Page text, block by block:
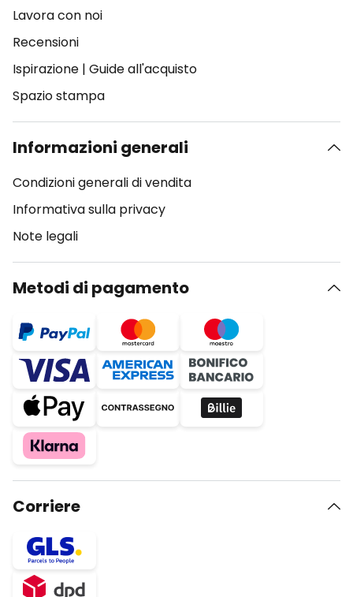
Lavora con noi
Recensioni
Ispirazione | Guide all'acquisto
Spazio stampa
Informazioni generali
Condizioni generali di vendita
Informativa sulla privacy
Note legali
Metodi di pagamento
Corriere